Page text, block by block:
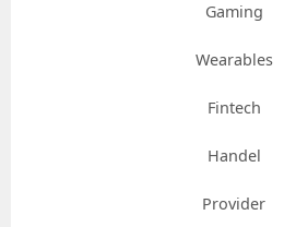
Gaming
Wearables
Fintech
Handel
Provider